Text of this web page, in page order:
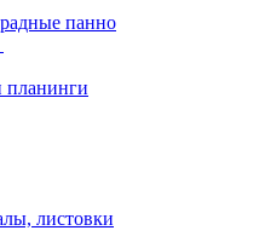
панно
планинги
листовки